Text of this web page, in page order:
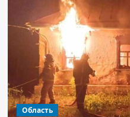
Область